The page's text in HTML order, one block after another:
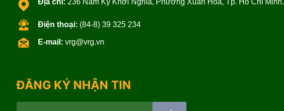
Điện thoại: (84-8) 39 325 234
E-mail: vrg@vrg.vn
ĐĂNG KÝ NHẬN TIN